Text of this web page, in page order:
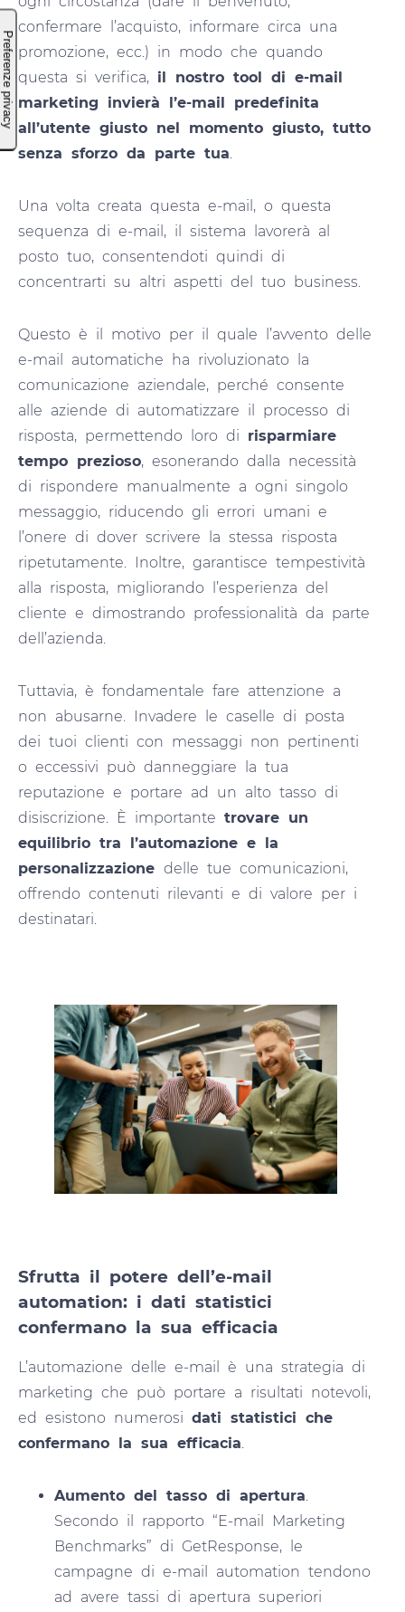
confermare l’acquisto, informare circa una
promozione, ecc.) in modo che quando
questa si verifica, il nostro tool di e-mail
marketing invierà l’e-mail predefinita
all’utente giusto nel momento giusto, tutto
senza sforzo da parte tua.
Una volta creata questa e-mail, o questa
sequenza di e-mail, il sistema lavorerà al
posto tuo, consentendoti quindi di
concentrarti su altri aspetti del tuo business.
Questo è il motivo per il quale l’avvento delle
e-mail automatiche ha rivoluzionato la
comunicazione aziendale, perché consente
alle aziende di automatizzare il processo di
risposta, permettendo loro di risparmiare
tempo prezioso, esonerando dalla necessità
di rispondere manualmente a ogni singolo
messaggio, riducendo gli errori umani e
l’onere di dover scrivere la stessa risposta
ripetutamente. Inoltre, garantisce tempestività
alla risposta, migliorando l’esperienza del
cliente e dimostrando professionalità da parte
dell’azienda.
Tuttavia, è fondamentale fare attenzione a
non abusarne. Invadere le caselle di posta
dei tuoi clienti con messaggi non pertinenti
o eccessivi può danneggiare la tua
reputazione e portare ad un alto tasso di
disiscrizione. È importante trovare un
equilibrio tra l’automazione e la
personalizzazione delle tue comunicazioni,
offrendo contenuti rilevanti e di valore per i
destinatari.
Sfrutta il potere dell’e-mail
automation: i dati statistici
confermano la sua efficacia
L’automazione delle e-mail è una strategia di
marketing che può portare a risultati notevoli,
ed esistono numerosi dati statistici che
confermano la sua efficacia.
Aumento del tasso di apertura.
Secondo il rapporto “E-mail Marketing
Benchmarks” di GetResponse, le
campagne di e-mail automation tendono
ad avere tassi di apertura superiori